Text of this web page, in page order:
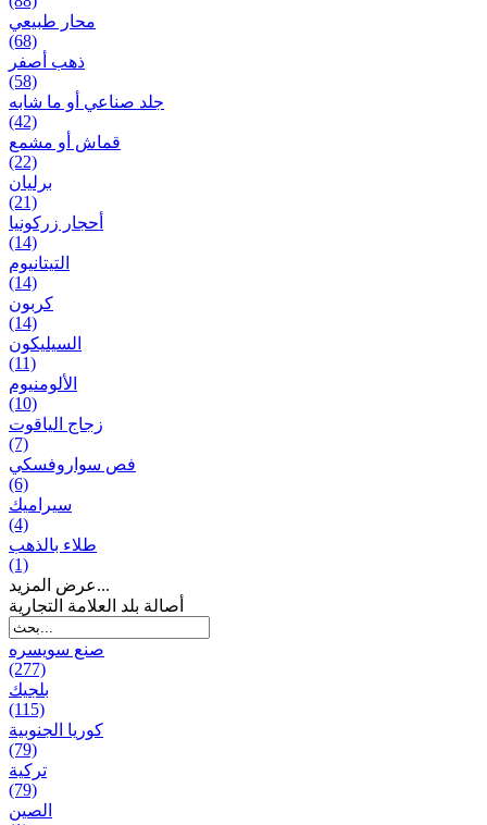
محار طبيعي
(68)
ذهب أصفر
(58)
جلد صناعي أو ما شابه
(42)
قماش أو مشمع
(22)
برلیان
(21)
أحجار زركونيا
(14)
التيتانيوم
(14)
كربون
(14)
السيليكون
(11)
الألومنيوم
(10)
زجاج الياقوت
(7)
فص سواروفسكي
(6)
سيراميك
(4)
طلاء بالذهب
(1)
عرض المزيد...
أصالة بلد العلامة التجارية
صنع سویسره
(277)
بلجيك
(115)
كوريا الجنوبية
(79)
تركية
(79)
الصين